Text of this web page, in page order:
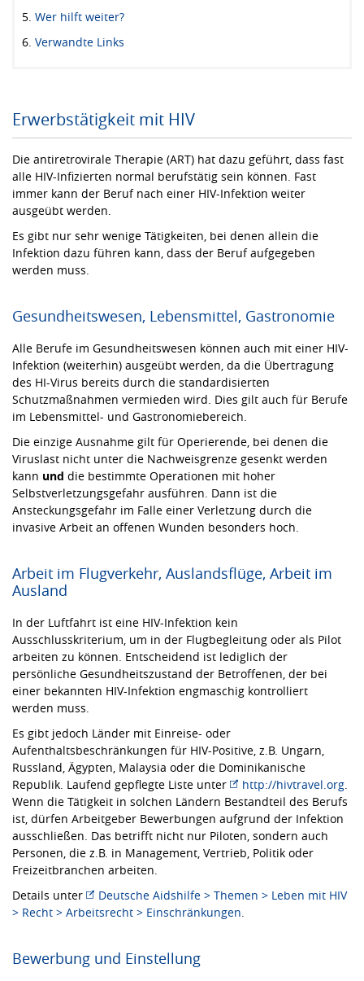
Wer hilft weiter?
Verwandte Links
Erwerbstätigkeit mit HIV
Die antiretrovirale Therapie (ART) hat dazu geführt, dass fast
alle HIV-Infizierten normal berufstätig sein können. Fast
immer kann der Beruf nach einer HIV-Infektion weiter
ausgeübt werden.
Es gibt nur sehr wenige Tätigkeiten, bei denen allein die
Infektion dazu führen kann, dass der Beruf aufgegeben
werden muss.
Gesundheitswesen, Lebensmittel, Gastronomie
Alle Berufe im Gesundheitswesen können auch mit einer HIV-
Infektion (weiterhin) ausgeübt werden, da die Übertragung
des HI-Virus bereits durch die standardisierten
Schutzmaßnahmen vermieden wird. Dies gilt auch für Berufe
im Lebensmittel- und Gastronomiebereich.
Die einzige Ausnahme gilt für Operierende, bei denen die
Viruslast nicht unter die Nachweisgrenze gesenkt werden
kann und die bestimmte Operationen mit hoher
Selbstverletzungsgefahr ausführen. Dann ist die
Ansteckungsgefahr im Falle einer Verletzung durch die
invasive Arbeit an offenen Wunden besonders hoch.
Arbeit im Flugverkehr, Auslandsflüge, Arbeit im
Ausland
In der Luftfahrt ist eine HIV-Infektion kein
Ausschlusskriterium, um in der Flugbegleitung oder als Pilot
arbeiten zu können. Entscheidend ist lediglich der
persönliche Gesundheitszustand der Betroffenen, der bei
einer bekannten HIV-Infektion engmaschig kontrolliert
werden muss.
Es gibt jedoch Länder mit Einreise- oder
Aufenthaltsbeschränkungen für HIV-Positive, z.B. Ungarn,
Russland, Ägypten, Malaysia oder die Dominikanische
Republik. Laufend gepflegte Liste unter
http://hivtravel.org
Wenn die Tätigkeit in solchen Ländern Bestandteil des Berufs
ist, dürfen Arbeitgeber Bewerbungen aufgrund der Infektion
ausschließen. Das betrifft nicht nur Piloten, sondern auch
Personen, die z.B. in Management, Vertrieb, Politik oder
Freizeitbranchen arbeiten.
Details unter
Deutsche Aidshilfe > Themen > Leben mit HIV
> Recht > Arbeitsrecht > Einschränkungen
Bewerbung und Einstellung